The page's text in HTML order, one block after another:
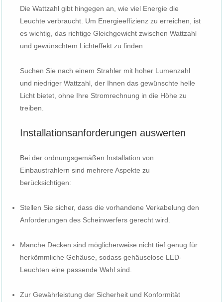
Die Wattzahl gibt hingegen an, wie viel Energie die
Leuchte verbraucht. Um Energieeffizienz zu erreichen, ist
es wichtig, das richtige Gleichgewicht zwischen Wattzahl
und gewünschtem Lichteffekt zu finden.
Suchen Sie nach einem Strahler mit hoher Lumenzahl
und niedriger Wattzahl, der Ihnen das gewünschte helle
Licht bietet, ohne Ihre Stromrechnung in die Höhe zu
treiben.
Installationsanforderungen auswerten
Bei der ordnungsgemäßen Installation von
Einbaustrahlern sind mehrere Aspekte zu
berücksichtigen:
Stellen Sie sicher, dass die vorhandene Verkabelung den
Anforderungen des Scheinwerfers gerecht wird.
Manche Decken sind möglicherweise nicht tief genug für
herkömmliche Gehäuse, sodass gehäuselose LED-
Leuchten eine passende Wahl sind.
Zur Gewährleistung der Sicherheit und Konformität